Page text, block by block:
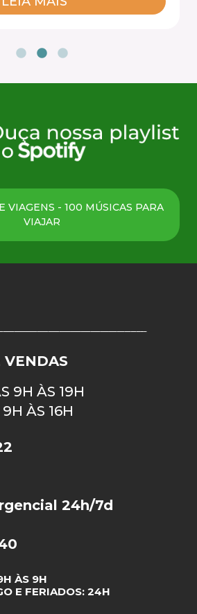
VIAGENS - 100 MÚSICAS PARA
VIAJAR
VENDAS
9H ÀS 19H
ÀS 16H
24h/7d
ÀS 9H
E FERIADOS: 24H